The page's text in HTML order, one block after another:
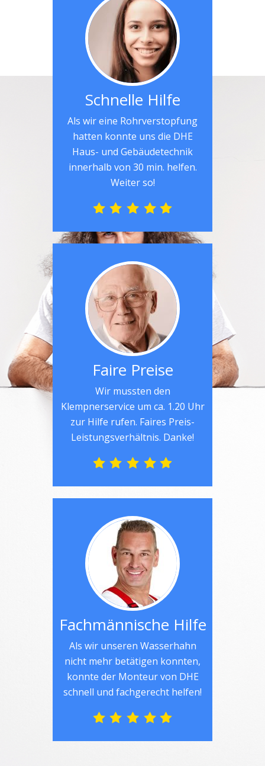
Schnelle Hilfe
Als wir eine Rohrverstopfung
hatten konnte uns die DHE
Haus- und Gebäudetechnik
innerhalb von 30 min. helfen.
Weiter so!
Faire Preise
Wir mussten den
Klempnerservice um ca. 1.20 Uhr
zur Hilfe rufen. Faires Preis-
Leistungsverhältnis. Danke!
Fachmännische Hilfe
Als wir unseren Wasserhahn
nicht mehr betätigen konnten,
konnte der Monteur von DHE
schnell und fachgerecht helfen!